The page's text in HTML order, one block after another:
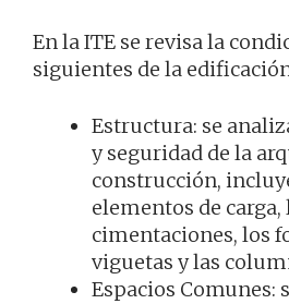
En la ITE se revisa la
siguientes de la
Estructura: se
y seguridad de la
construcción,
elementos de carga,
cimentaciones, los
viguetas y las
Espacios Comunes: